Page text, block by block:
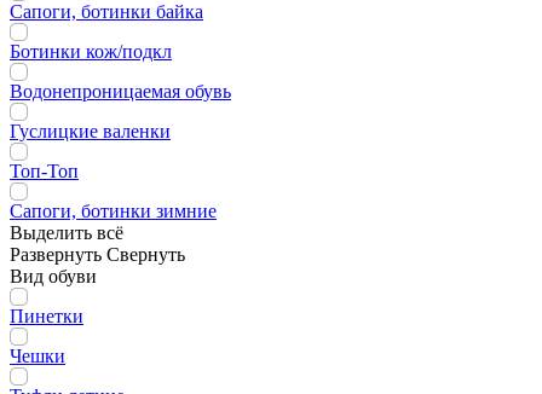
Сапоги, ботинки байка
Ботинки кож/подкл
Водонепроницаемая обувь
Гуслицкие валенки
Топ-Топ
Сапоги, ботинки зимние
Выделить всё
Развернуть Свернуть
Вид обуви
Пинетки
Чешки